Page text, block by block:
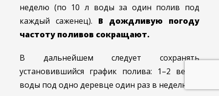
неделю (по 10 л воды за один полив под
каждый саженец). В дождливую погоду
частоту поливов сокращают.
В дальнейшем следует сохранять
установившийся график полива: 1–2 ведра
воды под одно деревце один раз в неделю.